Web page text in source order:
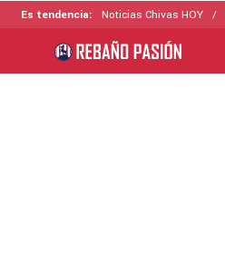
Es tendencia: Noticias Chivas HOY